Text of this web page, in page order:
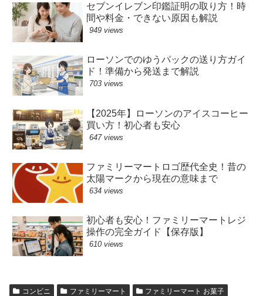
セブンイレブン印鑑証明の取り方！時
間や料金・できない原因も解説
949 views
ローソンでのゆうパックの送り方ガイ
ド！準備から発送まで解説
703 views
【2025年】ローソンのアイスコーヒー
買い方！初心者も安心
647 views
ファミリーマートロゴ歴代全史！昔の
太陽マークから現在の意味まで
634 views
初心者も安心！ファミリーマートレジ
操作の完全ガイド【保存版】
610 views
コンビニ ファミリーマート ファミリーマート お菓子